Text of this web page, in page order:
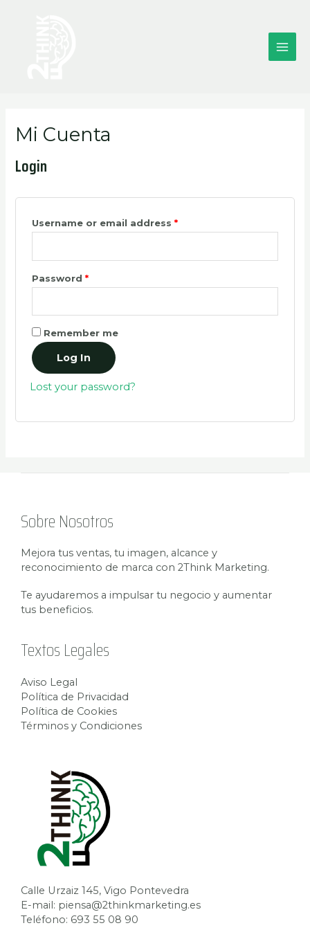
Mi Cuenta
Login
Username or email address*
Password*
Remember me
Log In
Lost your password?
Sobre Nosotros
Mejora tus ventas, tu imagen, alcance y
reconocimiento de marca con 2Think Marketing.
Te ayudaremos a impulsar tu negocio y aumentar
tus beneficios.
Textos Legales
Aviso Legal
Política de Privacidad
Política de Cookies
Términos y Condiciones
Calle Urzaiz 145, Vigo Pontevedra
E-mail: piensa@2thinkmarketing.es
Teléfono: 693 55 08 90